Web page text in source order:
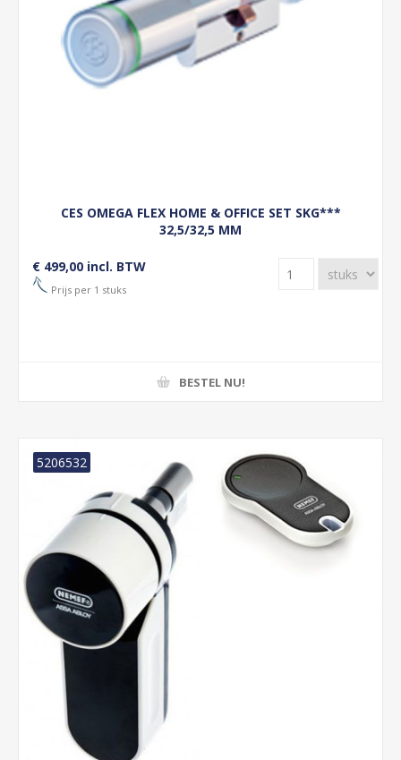
CES OMEGA FLEX HOME & OFFICE SET SKG***
32,5/32,5 MM
€ 499,00 incl. BTW
Prijs per 1 stuks
BESTEL NU!
5206532